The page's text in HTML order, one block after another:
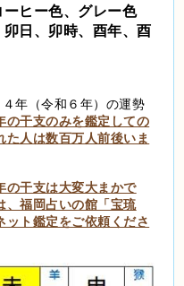
ヒー色、グレー色
日、卯時、酉年、酉
年（令和６年）の運勢
の干支のみを鑑定しての
人は数百万人前後いま
の干支は大変大まかで
、福岡占いの館「宝琉
ット鑑定をご依頼くださ